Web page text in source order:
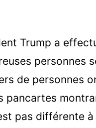
Trump a
personnes
de personnes
pancartes
pas différente